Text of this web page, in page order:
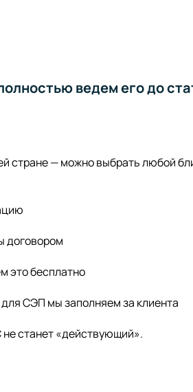
ведем его до
стране — можно выбрать любой
договором
это бесплатно
СЭП мы заполняем за клиента
станет «действующий».